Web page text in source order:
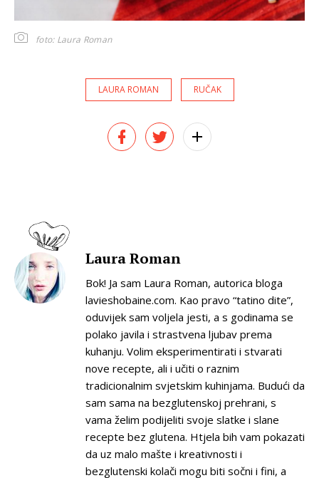
foto: Laura Roman
LAURA ROMAN RUČAK
Laura Roman
Bok! Ja sam Laura Roman, autorica bloga
lavieshobaine.com. Kao pravo “tatino dite”,
oduvijek sam voljela jesti, a s godinama se
polako javila i strastvena ljubav prema
kuhanju. Volim eksperimentirati i stvarati
nove recepte, ali i učiti o raznim
tradicionalnim svjetskim kuhinjama. Budući da
sam sama na bezglutenskoj prehrani, s
vama želim podijeliti svoje slatke i slane
recepte bez glutena. Htjela bih vam pokazati
da uz malo mašte i kreativnosti i
bezglutenski kolači mogu biti sočni i fini, a